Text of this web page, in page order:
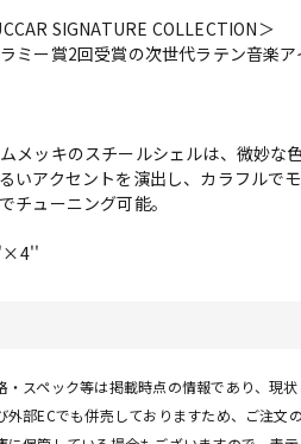
SIGNATURE COLLECTION＞
ミー賞2回受賞の次世代ラテン音楽
メッキのスチールシェルは、微妙な
いアクセントを演出し、カラフルで
チューニング可能。
スペック等は掲載時点の情報であり、現状
部ECでも併売しておりますため、ご注文